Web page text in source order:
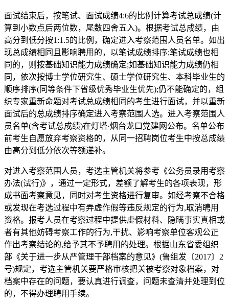
面试结束后，按笔试、面试成绩4:6的比例计算考试总成绩(计
算到小数点后两位数，尾数四舍五入)。根据考试总成绩，由
高分到低分按1:1.5的比例，确定进入考察范围人员名单。如出
现总成绩相同且影响聘用的，以笔试成绩排序;笔试成绩也相
同的，则按基础知识能力成绩确定;如基础知识能力成绩仍相
同，依次按博士学位研究生、硕士学位研究生、本科毕业生的
顺序排序(同等条件下省级优秀毕业生优先);仍不能确定的，组
织专家重新命题对考试总成绩相同的考生进行面试，并以重新
面试后的总成绩排序确定进入考察范围人选。进入考察范围人
员名单(含考试总成绩)在灯塔·烟台龙口党建网公布。名单公布
前考生自愿放弃考察资格的，从同一招聘岗位考生中按总成绩
由高分到低分依次等额递补。
对进入考察范围人员，考选主管机关将参考《公务员录用考察
办法(试行)》，通过一定形式，差额了解考生的各项表现，形
成书面考察意见，同时对考生资格进行复审。如经考察不合格
或发现在考选过程中有弄虚作假等违反规定的行为,取消聘用
资格。报考人员在考察过程中提供虚假材料、隐瞒事实真相或
者有其他妨碍考察工作的行为,干扰、影响考察单位客观公正
作出考察结论的,给予其不予聘用的处理。根据山东省委组织
部《关于进一步从严管理干部档案的意见》(鲁组发〔2017〕2
号)规定，考选主管机关要严格审核把关被考察对象档案，对
档案中存在的问题，要认真进行调查，问题未查清并处理到位
的，不得办理聘用手续。